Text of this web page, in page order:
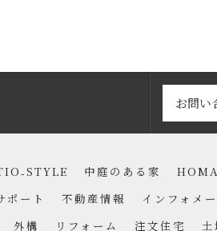
お問い
中庭のある家
ポート 不動産情報 インフォメ
外構 リフォーム 注文住宅 土